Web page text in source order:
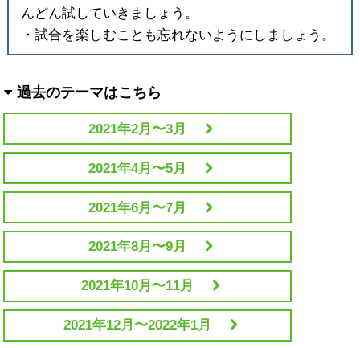
んどん試していきましょう。
・試合を楽しむことも忘れないようにしましょう。
過去のテーマはこちら
2021年2月〜3月
2021年4月〜5月
2021年6月〜7月
2021年8月〜9月
2021年10月〜11月
2021年12月〜2022年1月